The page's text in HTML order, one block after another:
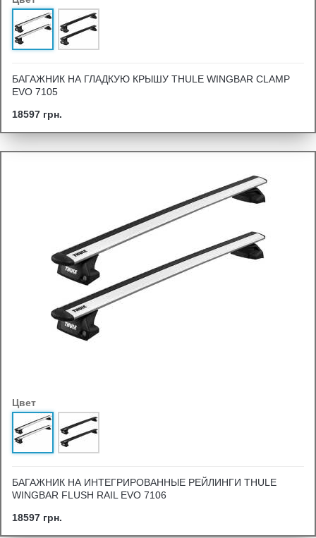
БАГАЖНИК НА ГЛАДКУЮ КРЫШУ THULE WINGBAR CLAMP
EVO 7105
18597 грн.
Цвет
БАГАЖНИК НА ИНТЕГРИРОВАННЫЕ РЕЙЛИНГИ THULE
WINGBAR FLUSH RAIL EVO 7106
18597 грн.